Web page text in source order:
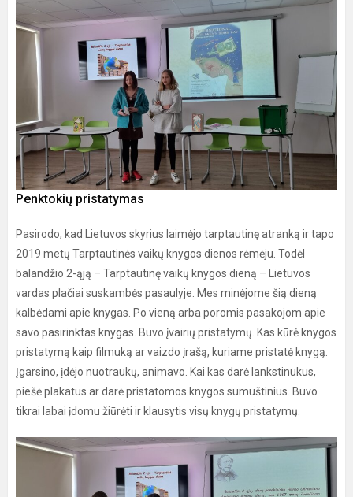
Penktokių pristatymas
Pasirodo, kad Lietuvos skyrius laimėjo tarptautinę atranką ir tapo
2019 metų Tarptautinės vaikų knygos dienos rėmėju. Todėl
balandžio 2-ąją – Tarptautinę vaikų knygos dieną – Lietuvos
vardas plačiai suskambės pasaulyje. Mes minėjome šią dieną
kalbėdami apie knygas. Po vieną arba poromis pasakojom apie
savo pasirinktas knygas. Buvo įvairių pristatymų. Kas kūrė knygos
pristatymą kaip filmuką ar vaizdo įrašą, kuriame pristatė knygą.
Įgarsino, įdėjo nuotraukų, animavo. Kai kas darė lankstinukus,
piešė plakatus ar darė pristatomos knygos sumuštinius. Buvo
tikrai labai įdomu žiūrėti ir klausytis visų knygų pristatymų.